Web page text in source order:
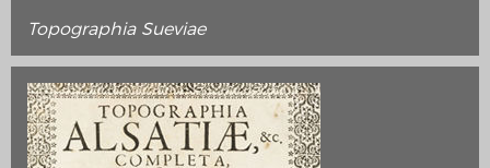
Interaktive Karte
Image gallery
Topographia Sueviae